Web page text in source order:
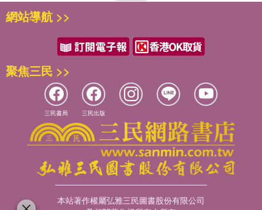
網站導航 >>
聚焦三民 >>
三民書局 三民出版
本站著作權屬弘雅三民圖書股份有限公司